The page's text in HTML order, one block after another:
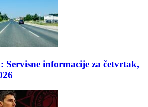
Servisne informacije za četvrtak,